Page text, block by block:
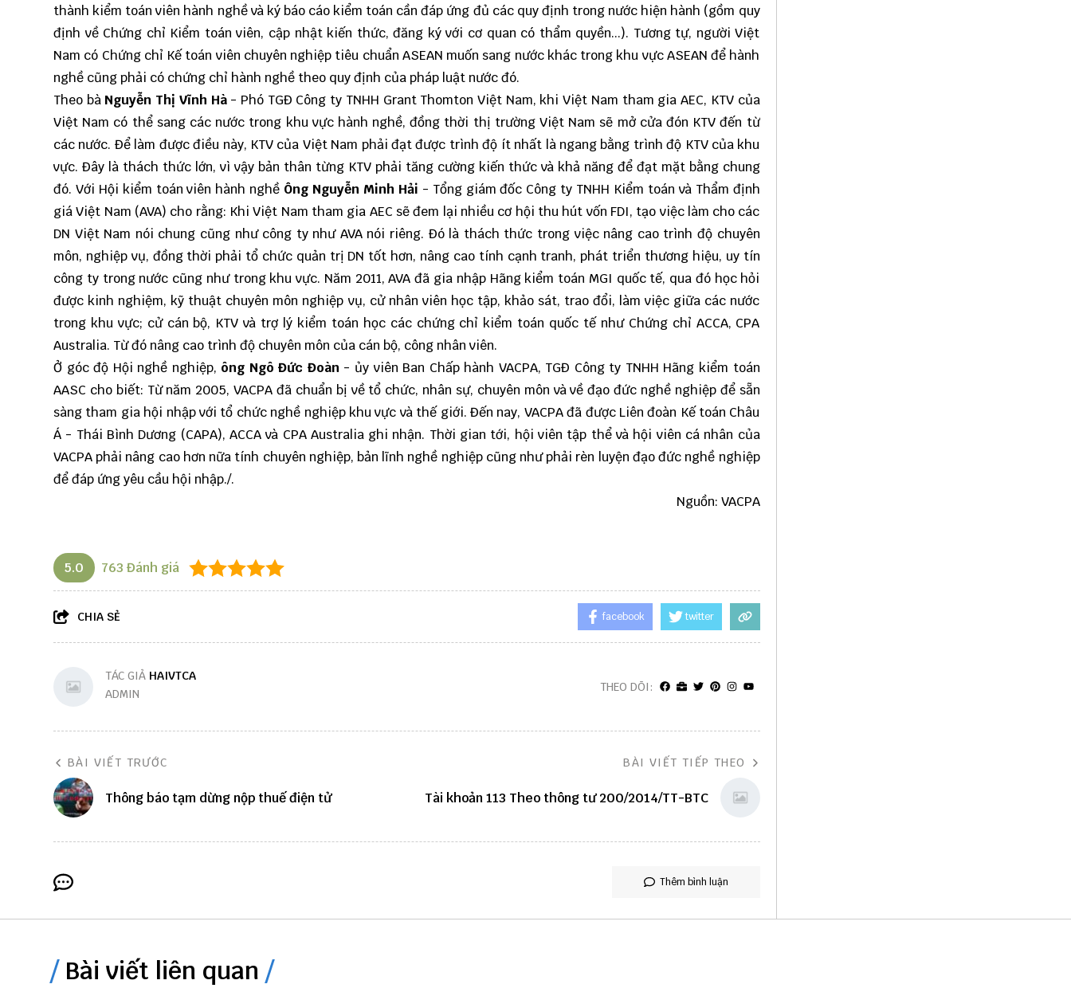
thành kiểm toán viên hành nghề và ký báo cáo kiểm toán cần đáp ứng đủ các quy định trong nước hiện hành (gồm quy
định về Chứng chỉ Kiểm toán viên, cập nhật kiến thức, đăng ký với cơ quan có thẩm quyền...). Tương tự, người Việt
Nam có Chứng chỉ Kế toán viên chuyên nghiệp tiêu chuẩn ASEAN muốn sang nước khác trong khu vực ASEAN để hành
nghề cũng phải có chứng chỉ hành nghề theo quy định của pháp luật nước đó.
Theo bà Nguyễn Thị Vĩnh Hà- Phó TGĐ Công ty TNHH Grant Thomton Việt Nam, khi Việt Nam tham gia AEC, KTV của
Việt Nam có thể sang các nước trong khu vực hành nghề, đồng thời thị trường Việt Nam sẽ mở cửa đón KTV đến từ
các nước. Để làm được điều này, KTV của Việt Nam phải đạt được trình độ ít nhất là ngang bằng trình độ KTV của khu
vực. Đây là thách thức lớn, vì vậy bản thân từng KTV phải tăng cường kiến thức và khả năng để đạt mặt bằng chung
đó. Với Hội kiểm toán viên hành nghề Ông Nguyễn Minh Hải - Tổng giám đốc Công ty TNHH Kiểm toán và Thẩm định
giá Việt Nam (AVA) cho rằng: Khi Việt Nam tham gia AEC sẽ đem lại nhiều cơ hội thu hút vốn FDI, tạo việc làm cho các
DN Việt Nam nói chung cũng như công ty như AVA nói riêng. Đó là thách thức trong việc nâng cao trình độ chuyên
môn, nghiệp vụ, đồng thời phải tổ chức quản trị DN tốt hơn, nâng cao tính cạnh tranh, phát triển thương hiệu, uy tín
công ty trong nước cũng như trong khu vực. Năm 2011, AVA đã gia nhập Hãng kiểm toán MGI quốc tế, qua đó học hỏi
được kinh nghiệm, kỹ thuật chuyên môn nghiệp vụ, cử nhân viên học tập, khảo sát, trao đổi, làm việc giữa các nước
trong khu vực; cử cán bộ, KTV và trợ lý kiểm toán học các chứng chỉ kiểm toán quốc tế như Chứng chỉ ACCA, CPA
Australia. Từ đó nâng cao trình độ chuyên môn của cán bộ, công nhân viên.
Ở góc độ Hội nghề nghiệp, ông Ngô Đức Đoàn- ủy viên Ban Chấp hành VACPA, TGĐ Công ty TNHH Hãng kiểm toán
AASC cho biết: Từ năm 2005, VACPA đã chuẩn bị về tổ chức, nhân sự, chuyên môn và về đạo đức nghề nghiệp để sẵn
sàng tham gia hội nhập với tổ chức nghề nghiệp khu vực và thế giới. Đến nay, VACPA đã được Liên đoàn Kế toán Châu
Á - Thái Bình Dương (CAPA), ACCA và CPA Australia ghi nhận. Thời gian tới, hội viên tập thể và hội viên cá nhân của
VACPA phải nâng cao hơn nữa tính chuyên nghiệp, bản lĩnh nghề nghiệp cũng như phải rèn luyện đạo đức nghề nghiệp
để đáp ứng yêu cầu hội nhập./.
Nguồn: VACPA
5.0 763 Đánh giá
CHIA SẺ facebook twitter
TÁC GIẢ HAIVTCA
ADMIN
THEO DÕI:
BÀI VIẾT TRƯỚC
Thông báo tạm dừng nộp thuế điện tử
BÀI VIẾT TIẾP THEO
Tài khoản 113 Theo thông tư 200/2014/TT-BTC
Thêm bình luận
Bài viết liên quan